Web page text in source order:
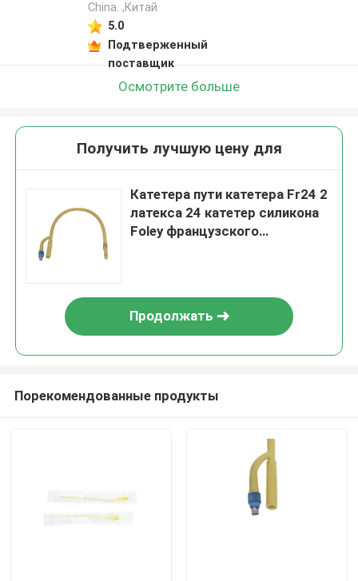
China. ,Китай
5.0
Подтверженный
поставщик
Осмотрите больше
Получить лучшую цену для
Катетера пути катетера Fr24 2
латекса 24 катетер силикона
Foley французского
Продолжать
Порекомендованные продукты